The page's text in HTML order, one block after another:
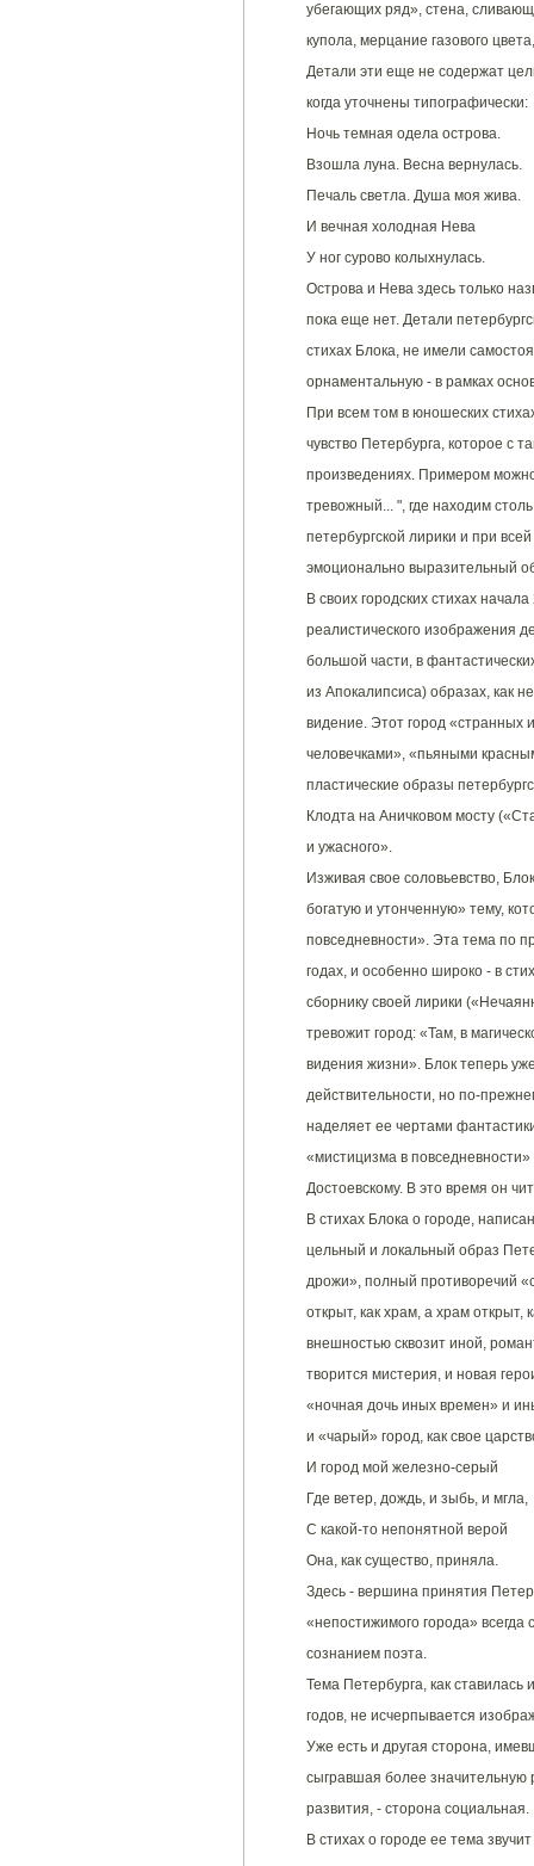
убегающих ряд», стена,
купола, мерцание газового
Детали эти еще не содержат
когда уточнены типографически:
Ночь темная одела острова.
Взошла луна. Весна вернулась.
Печаль светла. Душа моя жива.
И вечная холодная Нева
У ног сурово колыхнулась.
Острова и Нева здесь только
пока еще нет. Детали
стихах Блока, не имели
орнаментальную - в рамках
При всем том в юношеских
чувство Петербурга, которое с
произведениях. Примером
тревожный... ", где находим
петербургской лирики и при
эмоционально выразительный
В своих городских стихах
реалистического изображения
большой части, в
из Апокалипсиса) образах, как
видение. Этот город
человечками», «пьяными
пластические образы
Клодта на Аничковом мосту
и ужасного».
Изживая свое соловьевство,
богатую и утонченную» тему,
повседневности». Эта тема по
годах, и особенно широко - в
сборнику своей лирики
тревожит город: «Там, в
видения жизни». Блок теперь
действительности, но по-
наделяет ее чертами
«мистицизма в
Достоевскому. В это время он
В стихах Блока о городе,
цельный и локальный образ
дрожи», полный противоречий
открыт, как храм, а храм открыт,
внешностью сквозит иной,
творится мистерия, и новая
«ночная дочь иных времен» и
и «чарый» город, как свое
И город мой железно-серый
Где ветер, дождь, и зыбь, и мгла,
С какой-то непонятной верой
Она, как существо, приняла.
Здесь - вершина принятия
«непостижимого города»
сознанием поэта.
Тема Петербурга, как
годов, не исчерпывается
Уже есть и другая сторона,
сыгравшая более значительную
развития, - сторона социальная.
В стихах о городе ее тема